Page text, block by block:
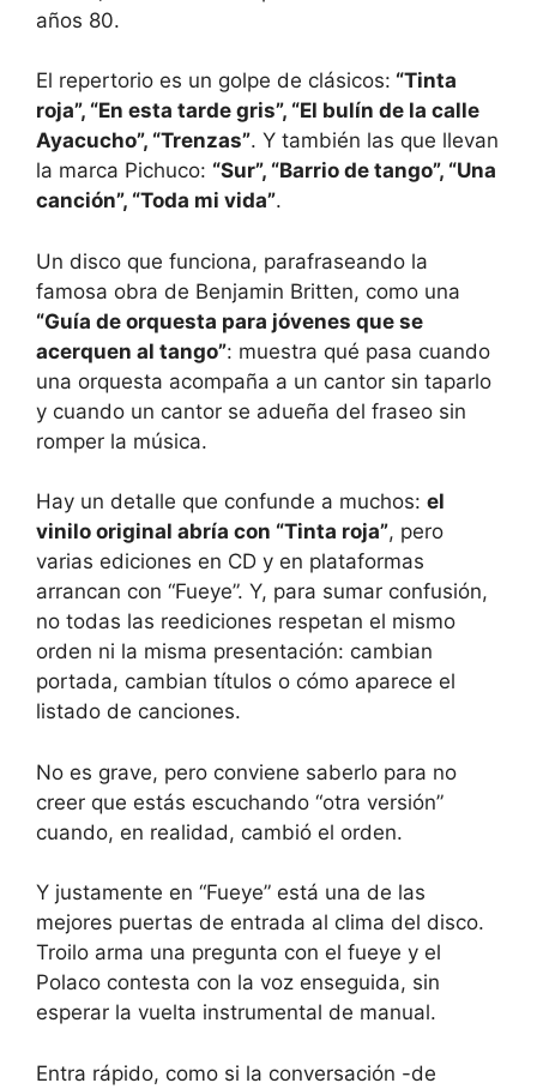
años 80.
El repertorio es un golpe de clásicos: “Tinta
roja”, “En esta tarde gris”, “El bulín de la calle
Ayacucho”, “Trenzas”. Y también las que llevan
la marca Pichuco: “Sur”, “Barrio de tango”, “Una
canción”, “Toda mi vida”.
Un disco que funciona, parafraseando la
famosa obra de Benjamin Britten, como una
“Guía de orquesta para jóvenes que se
acerquen al tango”: muestra qué pasa cuando
una orquesta acompaña a un cantor sin taparlo
y cuando un cantor se adueña del fraseo sin
romper la música.
Hay un detalle que confunde a muchos: el
vinilo original abría con “Tinta roja”, pero
varias ediciones en CD y en plataformas
arrancan con “Fueye”. Y, para sumar confusión,
no todas las reediciones respetan el mismo
orden ni la misma presentación: cambian
portada, cambian títulos o cómo aparece el
listado de canciones.
No es grave, pero conviene saberlo para no
creer que estás escuchando “otra versión”
cuando, en realidad, cambió el orden.
Y justamente en “Fueye” está una de las
mejores puertas de entrada al clima del disco.
Troilo arma una pregunta con el fueye y el
Polaco contesta con la voz enseguida, sin
esperar la vuelta instrumental de manual.
Entra rápido, como si la conversación -de